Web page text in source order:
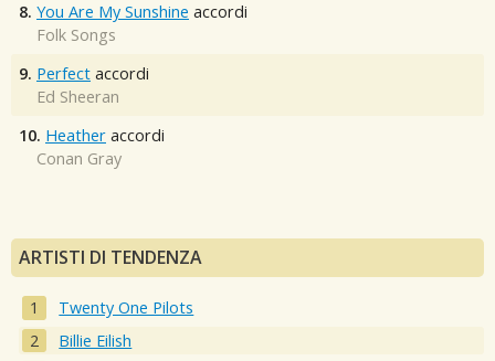
8. You Are My Sunshine accordi
Folk Songs
9. Perfect accordi
Ed Sheeran
10. Heather accordi
Conan Gray
ARTISTI DI TENDENZA
Twenty One Pilots
Billie Eilish